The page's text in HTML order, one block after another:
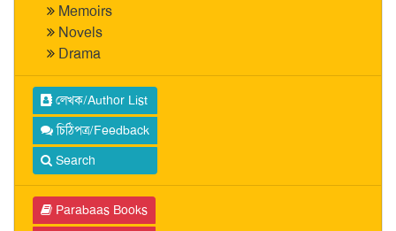
Memoirs
Novels
Drama
লেখক/Author List
চিঠিপত্র/Feedback
Search
Parabaas Books